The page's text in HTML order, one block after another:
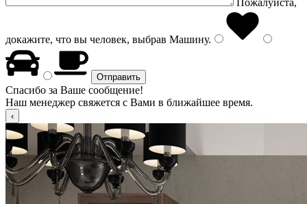
Пожалуйста,
докажите, что вы человек, выбрав Машину.
Спасибо за Ваше сообщение!
Наш менеджер свяжется с Вами в ближайшее время.